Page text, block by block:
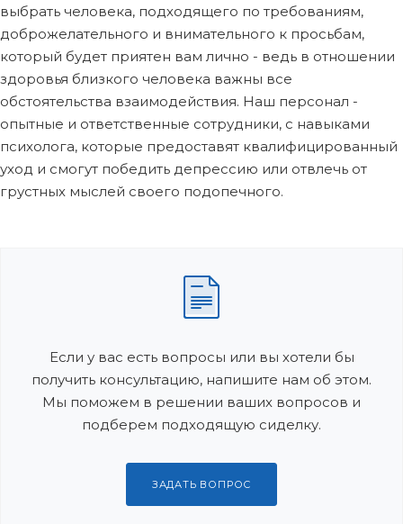
выбрать человека, подходящего по требованиям,
доброжелательного и внимательного к просьбам,
который будет приятен вам лично - ведь в отношении
здоровья близкого человека важны все
обстоятельства взаимодействия. Наш персонал -
опытные и ответственные сотрудники, с навыками
психолога, которые предоставят квалифицированный
уход и смогут победить депрессию или отвлечь от
грустных мыслей своего подопечного.
Если у вас есть вопросы или вы хотели бы
получить консультацию, напишите нам об этом.
Мы поможем в решении ваших вопросов и
подберем подходящую сиделку.
ЗАДАТЬ ВОПРОС